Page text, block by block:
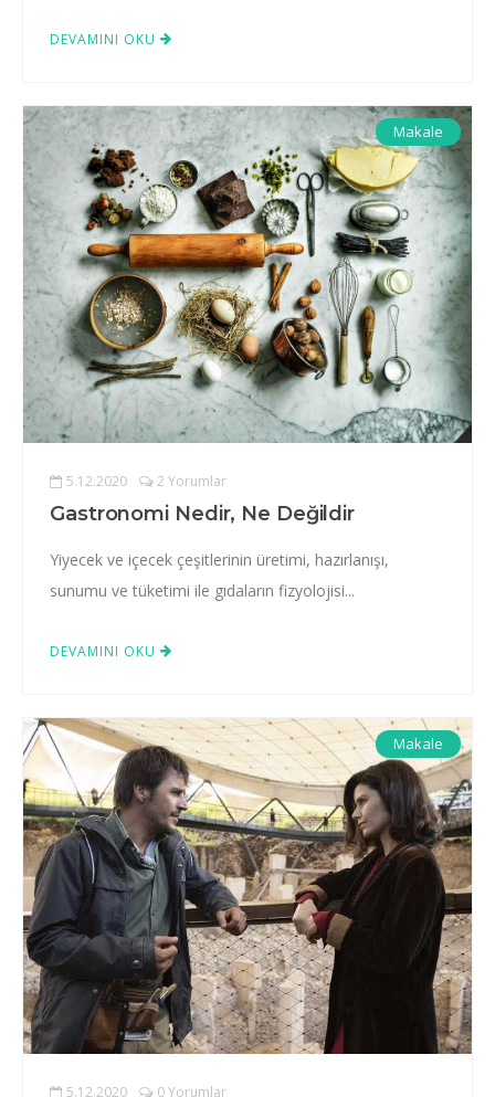
DEVAMINI OKU
Makale
5.12.2020 2 Yorumlar
Gastronomi Nedir, Ne Değildir
Yiyecek ve içecek çeşitlerinin üretimi, hazırlanışı,
sunumu ve tüketimi ile gıdaların fizyolojisi...
DEVAMINI OKU
Makale
5.12.2020 0 Yorumlar